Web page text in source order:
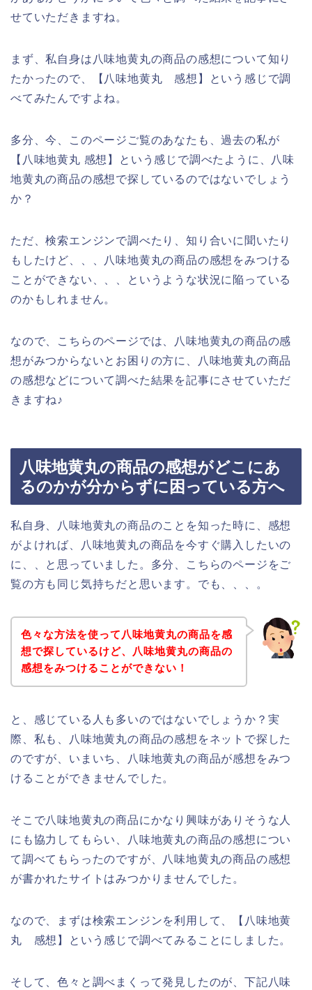
せていただきますね。
まず、私自身は八味地黄丸の商品の感想について知り
たかったので、【八味地黄丸 感想】という感じで調
べてみたんですよね。
多分、今、このページご覧のあなたも、過去の私が
【八味地黄丸 感想】という感じで調べたように、八味
地黄丸の商品の感想で探しているのではないでしょう
か？
ただ、検索エンジンで調べたり、知り合いに聞いたり
もしたけど、、、八味地黄丸の商品の感想をみつける
ことができない、、、というような状況に陥っている
のかもしれません。
なので、こちらのページでは、八味地黄丸の商品の感
想がみつからないとお困りの方に、八味地黄丸の商品
の感想などについて調べた結果を記事にさせていただ
きますね♪
八味地黄丸の商品の感想がどこにあ
るのかが分からずに困っている方へ
私自身、八味地黄丸の商品のことを知った時に、感想
がよければ、八味地黄丸の商品を今すぐ購入したいの
に、、と思っていました。多分、こちらのページをご
覧の方も同じ気持ちだと思います。でも、、、。
色々な方法を使って八味地黄丸の商品を感
想で探しているけど、八味地黄丸の商品の
感想をみつけることができない！
と、感じている人も多いのではないでしょうか？実
際、私も、八味地黄丸の商品の感想をネットで探した
のですが、いまいち、八味地黄丸の商品が感想をみつ
けることができませんでした。
そこで八味地黄丸の商品にかなり興味がありそうな人
にも協力してもらい、八味地黄丸の商品の感想につい
て調べてもらったのですが、八味地黄丸の商品の感想
が書かれたサイトはみつかりませんでした。
なので、まずは検索エンジンを利用して、【八味地黄
丸 感想】という感じで調べてみることにしました。
そして、色々と調べまくって発見したのが、下記八味